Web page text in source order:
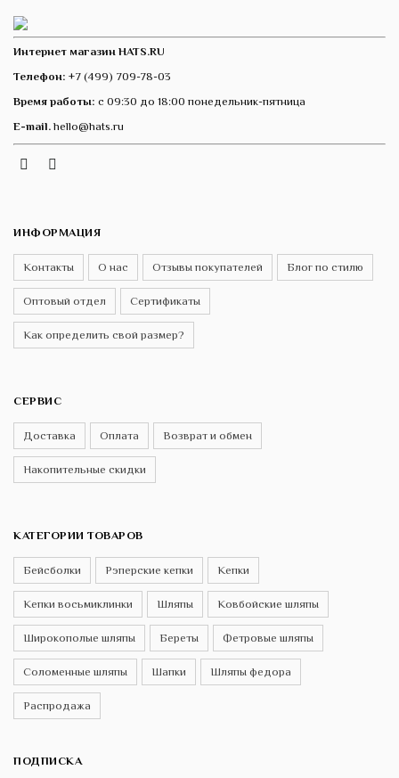
Интернет магазин HATS.RU
Телефон: +7 (499) 709-78-03
Время работы: с 09:30 до 18:00 понедельник-пятница
E-mail. hello@hats.ru
Instagram
ИНФОРМАЦИЯ
Контакты О нас Отзывы покупателей Блог по стилю
Оптовый отдел Сертификаты
Как определить свой размер?
СЕРВИС
Доставка Оплата Возврат и обмен
Накопительные скидки
КАТЕГОРИИ ТОВАРОВ
Бейсболки Рэперские кепки Кепки
Кепки восьмиклинки Шляпы Ковбойские шляпы
Широкополые шляпы Береты Фетровые шляпы
Соломенные шляпы Шапки Шляпы федора
Распродажа
ПОДПИСКА